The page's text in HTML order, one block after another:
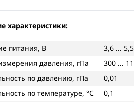
характеристики:
питания, В
3,6 ... 5,5
давления, гПа
300 ...
по давлению, гПа
0,01
по температуре, °С
0,1